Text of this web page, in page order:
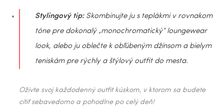
Stylingový tip:Skombinujte ju s teplákmi v rovnakom
tóne pre dokonalý „monochromatický“ loungewear
look, alebo ju oblečte k obľúbeným džínsom a bielym
teniskám pre rýchly a štýlový outfit do mesta.
Oživte svoj každodenný outfit kúskom, v ktorom sa budete
cítiť sebavedomo a pohodlne po celý deň!